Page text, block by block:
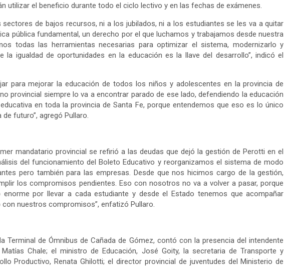
utilizar el beneficio durante todo el ciclo lectivo y en las fechas de exámenes.
de bajos recursos, ni a los jubilados, ni a los estudiantes se les va a quitar
pública fundamental, un derecho por el que luchamos y trabajamos desde nuestra
todas las herramientas necesarias para optimizar el sistema, modernizarlo y
la igualdad de oportunidades en la educación es la llave del desarrollo”, indicó el
para mejorar la educación de todos los niños y adolescentes en la provincia de
provincial siempre lo va a encontrar parado de ese lado, defendiendo la educación
en toda la provincia de Santa Fe, porque entendemos que eso es lo único
futuro”, agregó Pullaro.
mandatario provincial se refirió a las deudas que dejó la gestión de Perotti en el
del funcionamiento del Boleto Educativo y reorganizamos el sistema de modo
pero también para las empresas. Desde que nos hicimos cargo de la gestión,
los compromisos pendientes. Eso con nosotros no va a volver a pasar, porque
por llevar a cada estudiante y desde el Estado tenemos que acompañar
nuestros compromisos”, enfatizó Pullaro.
Terminal de Ómnibus de Cañada de Gómez, contó con la presencia del intendente
Chale; el ministro de Educación, José Goity, la secretaria de Transporte y
Productivo, Renata Ghilotti; el director provincial de juventudes del Ministerio de